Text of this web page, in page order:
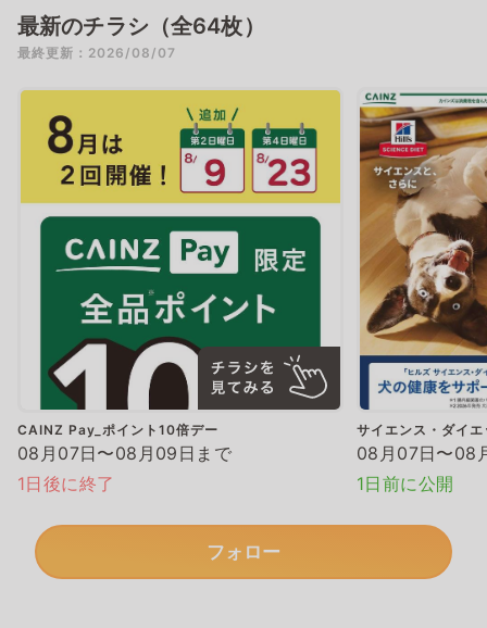
最新のチラシ（全64枚）
最終更新：2026/08/07
CAINZ Pay_ポイント10倍デー
08月07日〜08月09日まで
1日後に終了
サイエンス・ダイ
08月07日〜08
1日前に公開
フォロー